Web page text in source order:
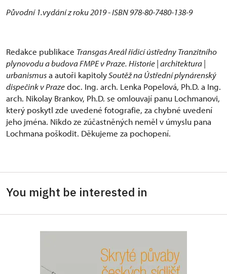
Původní 1.vydání z roku 2019 - ISBN 978-80-7480-138-9
Redakce publikace Transgas Areál řídicí ústředny Tranzitního
plynovodu a budova FMPE v Praze. Historie | architektura |
urbanismusa autoři kapitolySoutěž na Ústřední plynárenský
dispečink v Prazedoc. Ing. arch. Lenka Popelová, Ph.D. a Ing.
arch. Nikolay Brankov, Ph.D. se omlouvají panu Lochmanovi,
který poskytl zde uvedené fotografie, za chybné uvedení
jeho jména. Nikdo ze zúčastněných neměl v úmyslu pana
Lochmana poškodit. Děkujeme za pochopení.
You might be interested in